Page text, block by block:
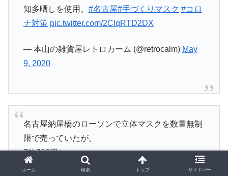
知多晒しを使用。 #名古屋#手づくりマスク #コロ
ナ対策 pic.twitter.com/2ClqRTD2DX
— 本山の雑貨屋レトロカーム (@retrocalm) May
9, 2020
名古屋納屋橋のローソンで立体マスクを数量無制
限で売っていたが。
7枚700円かぁ。
ホーム 検索 トップ サイドバー